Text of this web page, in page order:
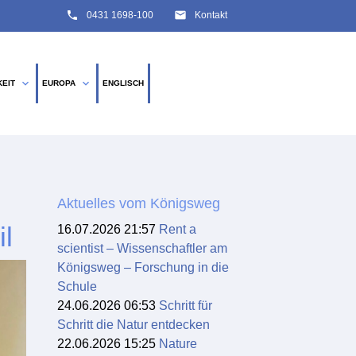
email Kontakt
phone 0431 1698-100
expand_more EUROPA expand_more ENGLISCH
SUCHEN
Aktuelles vom Königsweg
16.07.2026 21:57 Rent a
scientist – Wissenschaftler am
Königsweg – Forschung in die
Schule
24.06.2026 06:53 Schritt für
Schritt die Natur entdecken
22.06.2026 15:25 Nature